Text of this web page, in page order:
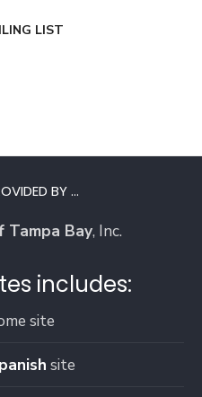
LIST
BY …
Tampa Bay, Inc.
includes:
site
site